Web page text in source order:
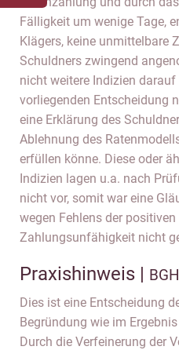
Fälligkeit um wenige Tage,
Klägers, keine unmittelbare
Schuldners zwingend
nicht weitere Indizien
vorliegenden Entscheidung
eine Erklärung des
Ablehnung des
erfüllen könne. Diese oder
Indizien lagen u.a. nach
nicht vor, somit war eine
wegen Fehlens der
Zahlungsunfähigkeit nicht
Praxishinweis |
Dies ist eine Entscheidung
Begründung wie im
Durch die Verfeinerung der